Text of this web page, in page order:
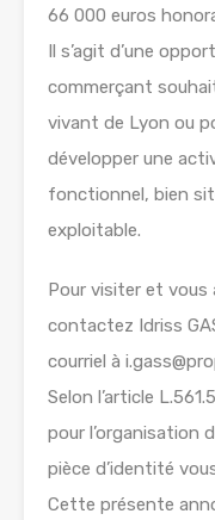
66 000 euros
Il s’agit d’une
commerçant
vivant de Lyon ou
développer une
fonctionnel, bien
exploitable.
Pour visiter et
contactez Idriss
courriel à
Selon l’article
pour l’organisation
pièce d’identité
Cette présente